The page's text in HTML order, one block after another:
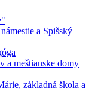
a Spišský
a meštianske domy
základná škola a